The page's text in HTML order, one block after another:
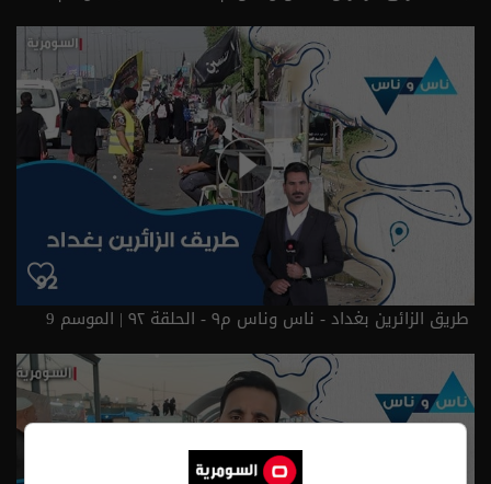
طريق الزائرين بغداد - ناس وناس م٩ - الحلقة ٩٢ | الموسم 9